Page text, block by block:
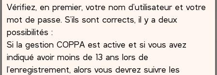
Vérifiez, en premier, votre nom d’utilisateur et votre
mot de passe. S’ils sont corrects, il y a deux
possibilités :
Si la gestion COPPA est active et si vous avez
indiqué avoir moins de 13 ans lors de
l’enregistrement, alors vous devrez suivre les